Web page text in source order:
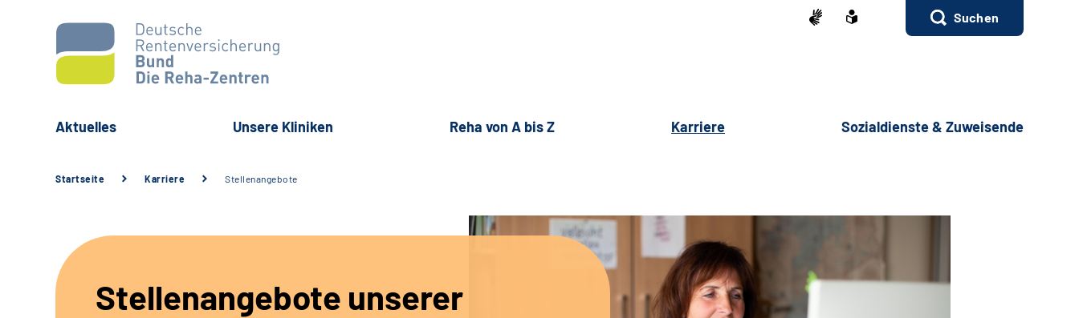
Suchen
Aktuelles Unsere Kliniken Reha von A bis Z Karriere Sozialdienste & Zuweisende
Startseite Karriere Stellenangebote
Stellenangebote unserer